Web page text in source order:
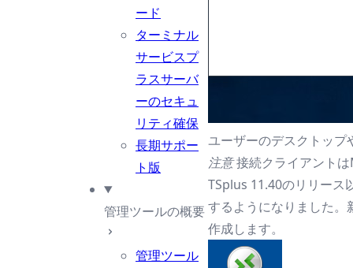
ード
ターミナル
サービスプ
ラスサーバ
ーのセキュ
リティ確保
長期サポー
ト版
管理ツールの概要
管理ツール
ユーザーのデスクトップ
注意接続クライアント
TSplus 11.40のリリース
するようになりました
作成します。